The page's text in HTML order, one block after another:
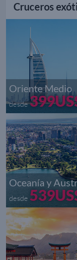
Cruceros
Oriente Medio
desde
Oceanía y
desde